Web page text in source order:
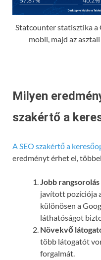
Statcounter statisztika a
mobil, majd az
Milyen
szakértő a
A SEO szakértő a
eredményt érhet el,
Jobb
javított pozíciója
különösen a
láthatóságot
Növekvő
több látogatót
forgalmát.